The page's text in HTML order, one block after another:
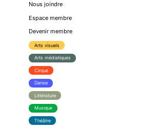
Nous joindre
Espace membre
Devenir membre
Arts visuels
Arts médiatiques
Cirque
Danse
Littérature
Musique
Théâtre